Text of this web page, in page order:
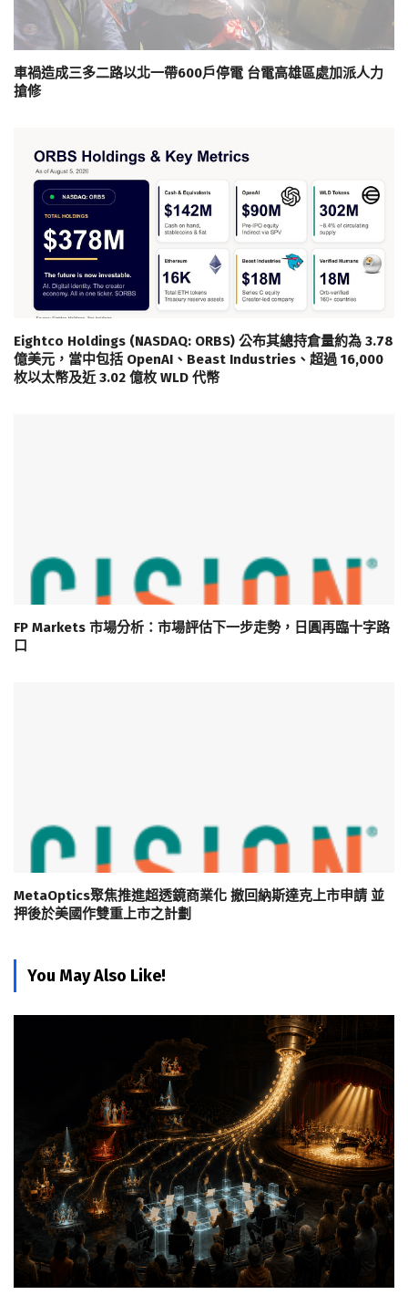
車禍造成三多二路以北一帶600戶停電 台電高雄區處加派人力
搶修
Eightco Holdings (NASDAQ: ORBS) 公布其總持倉量約為 3.78
億美元，當中包括 OpenAI、Beast Industries、超過 16,000
枚以太幣及近 3.02 億枚 WLD 代幣
FP Markets 市場分析：市場評估下一步走勢，日圓再臨十字路
口
MetaOptics聚焦推進超透鏡商業化 撤回納斯達克上市申請 並
押後於美國作雙重上市之計劃
You May Also Like!